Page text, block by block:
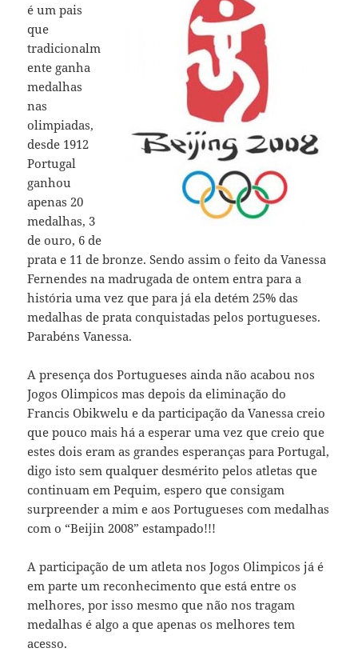
é um pais
que
tradicionalm
ente ganha
medalhas
nas
olimpiadas,
desde 1912
Portugal
ganhou
apenas 20
medalhas, 3
de ouro, 6 de
prata e 11 de bronze. Sendo assim o feito da Vanessa
Fernendes na madrugada de ontem entra para a
história uma vez que para já ela detém 25% das
medalhas de prata conquistadas pelos portugueses.
Parabéns Vanessa.
A presença dos Portugueses ainda não acabou nos
Jogos Olimpicos mas depois da eliminação do
Francis Obikwelu e da participação da Vanessa creio
que pouco mais há a esperar uma vez que creio que
estes dois eram as grandes esperanças para Portugal,
digo isto sem qualquer desmérito pelos atletas que
continuam em Pequim, espero que consigam
surpreender a mim e aos Portugueses com medalhas
com o “Beijin 2008” estampado!!!
A participação de um atleta nos Jogos Olimpicos já é
em parte um reconhecimento que está entre os
melhores, por isso mesmo que não nos tragam
medalhas é algo a que apenas os melhores tem
acesso.